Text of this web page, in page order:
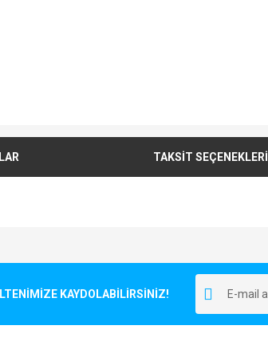
TAKSİT SEÇENEKLERİ
KAYDOLABİLİRSİNİZ!